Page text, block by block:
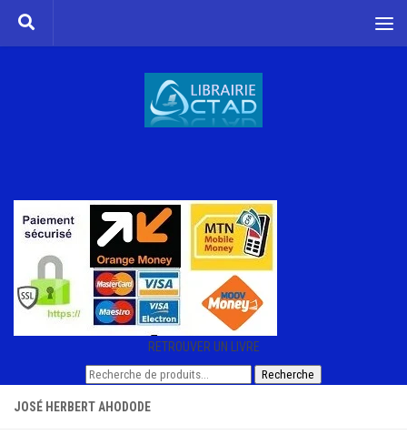
Skip to content
RETROUVER UN LIVRE
Recherche
Recherche
JOSÉ HERBERT AHODODE